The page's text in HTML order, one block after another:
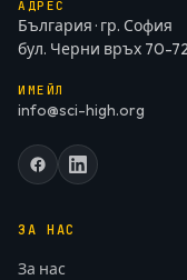
АДРЕС
България · гр. София
бул. Черни връх 70-72
ИМЕЙЛ
info@sci-high.org
ЗА НАС
За нас